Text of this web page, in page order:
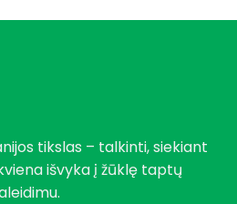
tikslas – talkinti, siekiant
išvyka į žūklę taptų